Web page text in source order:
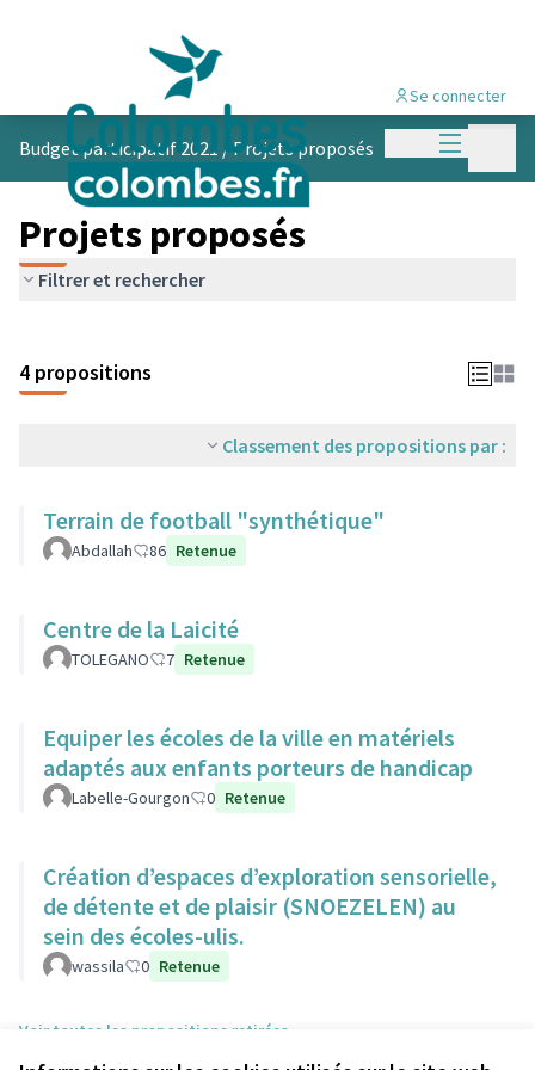
Menu
Se connecter
Budget participatif 2021 /Projets proposés
Projets proposés
Filtrer et rechercher
4 propositions
Classement des propositions par :
Terrain de football "synthétique"
Abdallah 86 Retenue
Centre de la Laicité
TOLEGANO 7 Retenue
Equiper les écoles de la ville en matériels
adaptés aux enfants porteurs de handicap
Labelle-Gourgon 0 Retenue
Création d’espaces d’exploration sensorielle,
de détente et de plaisir (SNOEZELEN) au
sein des écoles-ulis.
wassila 0 Retenue
Voir toutes les propositions retirées